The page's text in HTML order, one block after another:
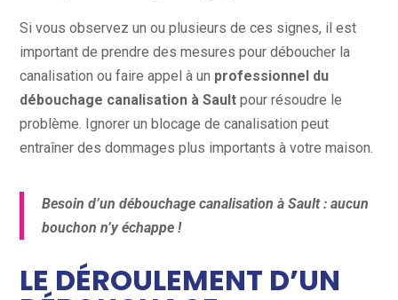
Si vous observez un ou plusieurs de ces signes, il est
important de prendre des mesures pour déboucher la
canalisation ou faire appel à un professionnel du
débouchage canalisation à Sault pour résoudre le
problème. Ignorer un blocage de canalisation peut
entraîner des dommages plus importants à votre maison.
Besoin d’un débouchage canalisation à Sault : aucun
bouchon n’y échappe !
LE DÉROULEMENT D’UN